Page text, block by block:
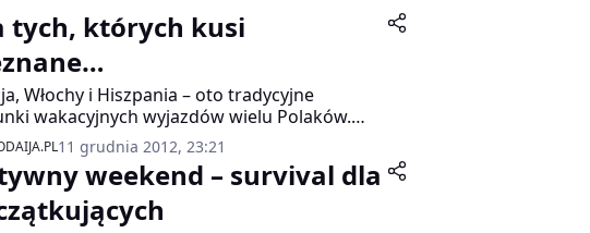
tych, których kusi
Włochy i Hiszpania – oto tradycyjne
wakacyjnych wyjazdów wielu Polaków.
plaże, kuszące morze oraz słońce – to
połączone z pięknymi zabytkami i
położonymi wioskami rybackimi
że rejon Śródziemnomorski jest jednych z
regionów turystycznych na
11 grudnia 2012, 23:21
weekend – survival dla